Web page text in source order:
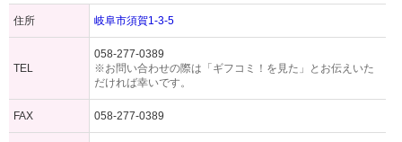
住所 岐阜市須賀1-3-5
TEL
058-277-0389
※お問い合わせの際は「ギフコミ！を見た」とお伝えいた
だければ幸いです。
FAX 058-277-0389